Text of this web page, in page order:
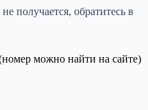
получается, обратитесь в
можно найти на сайте)